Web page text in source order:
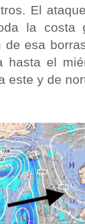
El
la costa
de esa
hasta el
este y de